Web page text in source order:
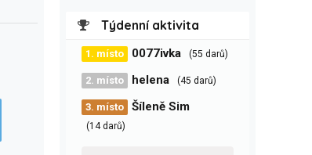
Týdenní aktivita
1. místo 0077ivka (55 darů)
2. místo helena (45 darů)
3. místo Šíleně Sim
(14 darů)